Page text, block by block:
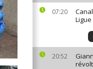
07:20
20:52